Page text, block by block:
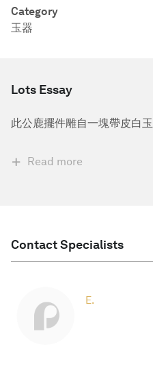
Category
玉器
Lots Essay
此公鹿擺件雕自一塊帶皮白
Read more
Contact Specialists
E.